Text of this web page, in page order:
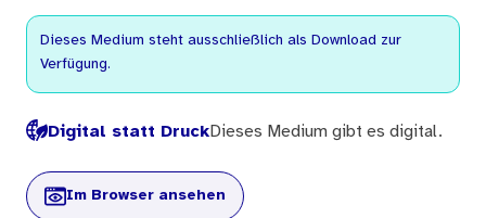
Dieses Medium steht ausschließlich als Download zur
Verfügung.
Digital statt DruckDieses Medium gibt es digital.
Im Browser ansehen